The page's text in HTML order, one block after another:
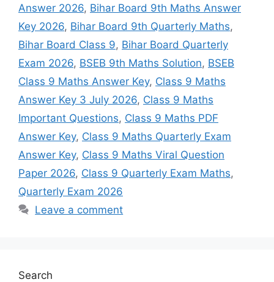
Answer 2026, Bihar Board 9th Maths Answer
Key 2026, Bihar Board 9th Quarterly Maths,
Bihar Board Class 9, Bihar Board Quarterly
Exam 2026, BSEB 9th Maths Solution, BSEB
Class 9 Maths Answer Key, Class 9 Maths
Answer Key 3 July 2026, Class 9 Maths
Important Questions, Class 9 Maths PDF
Answer Key, Class 9 Maths Quarterly Exam
Answer Key, Class 9 Maths Viral Question
Paper 2026, Class 9 Quarterly Exam Maths,
Quarterly Exam 2026
Leave a comment
Search